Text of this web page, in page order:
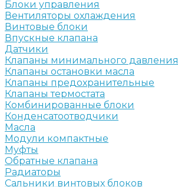
Блоки управления
Вентиляторы охлаждения
Винтовые блоки
Впускные клапана
Датчики
Клапаны минимального давления
Клапаны остановки масла
Клапаны предохранительные
Клапаны термостата
Комбинированные блоки
Конденсатоотводчики
Масла
Модули компактные
Муфты
Обратные клапана
Радиаторы
Сальники винтовых блоков